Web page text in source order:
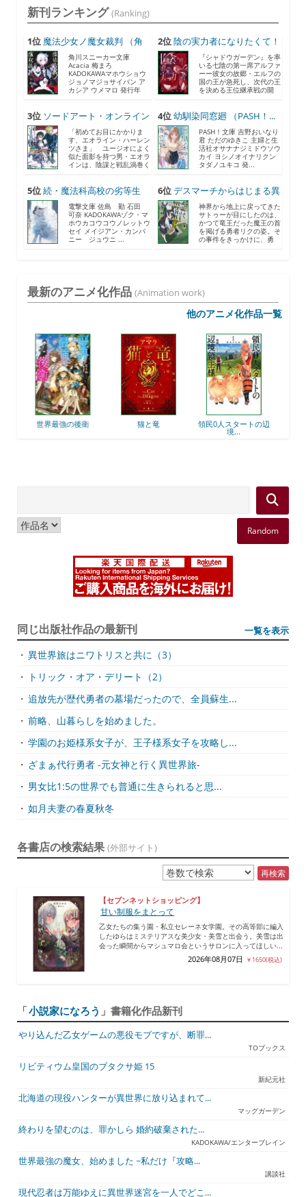
新刊ランキング (Ranking)
1位 魔法少女ノ魔女裁判 （角
川...
角川スニーカー文庫
Acacia 梅まろ
KADOKAWAマホウショウ
ジョノマジョサイバン ア
カシア ウメマロ 発行年
2位陰の実力者になりたくて！
...
『シャドウガーデン』を率
いる七陰の第一席アルファ
ーー彼女の故郷・エルフの
国の王が急死し、次代の王
を決める王位継承戦の開
3位 ソードアート・オンライン
2...
「初めてお目にかかりま
す、エオライン・ハーレン
ツさま」 ユージオによく
似た面影を持つ男・エオラ
インは、陰謀と戦乱渦巻く
4位幼馴染同窓廻 （PASH！...
PASH！文庫 吉野おいなり
君 ただのゆきこ 主婦と生
活社オサナナジミドウソウ
カイ ヨシノオイナリクン
タダノユキコ 発...
5位続・魔法科高校の劣等生
メ...
電撃文庫 佐島 勤 石田
可奈 KADOKAWAゾク・マ
ホウカコウコウノレットウ
セイ メイジアン・カンパ
ニー ジュウニ ...
6位デスマーチからはじまる異
世...
神界から地上に戻ってきた
サトゥーが目にしたのは、
かつて竜王だった魔王の首
を掲げる勇者リクの姿。そ
の事件をきっかけに、勇
最新のアニメ化作品 (Animation work)
他のアニメ化作品一覧
最強の後衛 猫と竜 領民0人スタートの辺 ここは俺に任せて先
Random
同じ出版社作品の最新刊 一覧を表示
・ 異世界旅はニワトリスと共に（3）
・
トリック・オア・デリート（2）
・ 追放先が歴代勇者の墓場だったので、全員蘇生...
・ 前略、山暮らしを始めました。
・ 学園のお姫様系女子が、王子様系女子を攻略し...
・ ざまぁ代行勇者 -元女神と行く異世界旅-
・ 男女比1:5の世界でも普通に生きられると思...
・ 如月夫妻の春夏秋冬
各書店の検索結果 (外部サイト)
再検索
【セブンネットショッピング】
甘い制服をまとって
乙女たちの集う園・私立セレーネ女学園。その高等部に編入
したゆらはミステリアスな美少女・美雪と出会う。美雪は出
会った瞬間からマシュマロ会というサロンに入ってほしい...
2026年08月07日 ￥1650(税込)
「小説家になろう 」書籍化作品新刊
やり込んだ乙女ゲームの悪役モブですが、断罪...
TOブックス
リビティウム皇国のブタクサ姫 15
新紀元社
北海道の現役ハンターが異世界に放り込まれて...
マッグガーデン
終わりを望むのは、罪かしら 婚約破棄された...
KADOKAWA/エンターブレイン
世界最強の魔女、始めました ~私だけ『攻略...
講談社
現代忍者は万能ゆえに異世界迷宮を一人でどこ...